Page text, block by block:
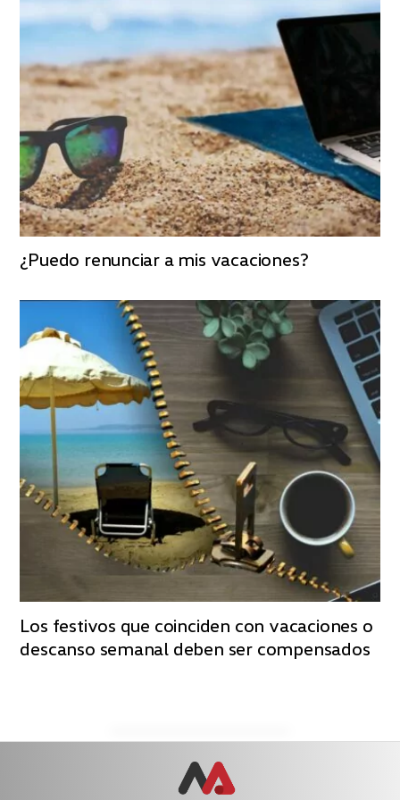
¿Puedo renunciar a mis vacaciones?
Los festivos que coinciden con vacaciones o
descanso semanal deben ser compensados